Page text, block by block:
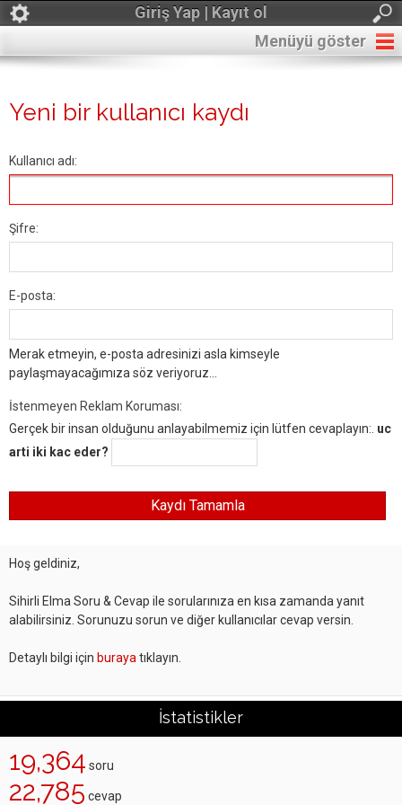
Giriş Yap | Kayıt ol
Menüyü göster
Yeni bir kullanıcı kaydı
Kullanıcı adı:
Şifre:
E-posta:
Merak etmeyin, e-posta adresinizi asla kimseyle
paylaşmayacağımıza söz veriyoruz...
İstenmeyen Reklam Koruması:
Gerçek bir insan olduğunu anlayabilmemiz için lütfen cevaplayın:. uc
arti iki kac eder?
Hoş geldiniz,
Sihirli Elma Soru & Cevap ile sorularınıza en kısa zamanda yanıt
alabilirsiniz. Sorunuzu sorun ve diğer kullanıcılar cevap versin.
Detaylı bilgi için buraya tıklayın.
İstatistikler
19,364 soru
22,785 cevap